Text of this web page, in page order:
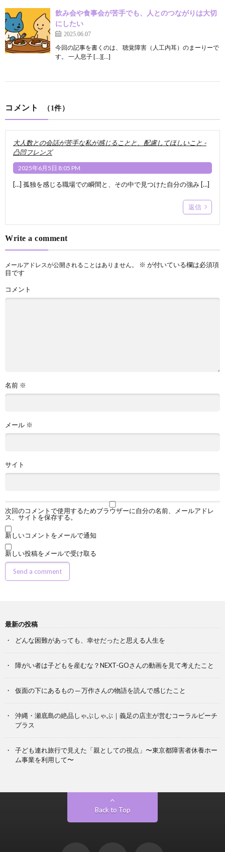
飲み会や食事会が苦手でも、人とのつながりは大切
にしたい
2025.06.07
今回の記事を書くのは、 聴覚障害（人工内耳）のまーりーで
す。 一人息子 […][…]
コメント （1件）
大人数との会話が苦手な私が感じることと、配慮してほしいこと -
凸凹フレンズ
2025年6月5日 8:05 PM
[…] 孤独を感じる職場での瞬間と、その中で見つけた自分の強み […]
返信
Write a comment
メールアドレスが公開されることはありません。 ※ が付いている欄は必須項
目です
コメント
名前 ※
メール ※
サイト
次回のコメントで使用するためブラウザーに自分の名前、メールアドレ
ス、サイトを保存する。
新しいコメントをメールで通知
新しい投稿をメールで受け取る
最新の投稿
どんな困難があっても、幸せだったと思える人生を
障がい者は子どもを産むな？NEXT-GOさんの動画を見て考えたこと
仮面の下にあるもの ─ 万作さんの物語を読んで感じたこと
沖縄・瀬底島の絶品しゃぶしゃぶ｜義足の店主が営むコーラルビーチ
プラス
子ども連れ旅行で見えた「親としての視点」〜東京都障害者休養ホー
ム事業を利用して〜
Back to Top